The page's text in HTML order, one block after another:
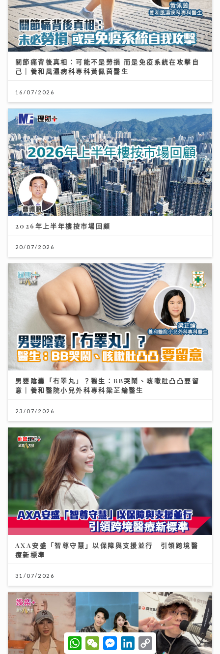
關節痛背後真相：可能不是勞損 而是免疫系統在攻擊自
己｜養和風濕病科專科黃佩茵醫生
16/07/2026
2026年上半年樓按市場回顧
20/07/2026
男嬰陰囊「冇睪丸」？醫生：BB哭鬧、咳嗽肚凸凸要留
意｜養和醫院小兒外科專科梁芷綸醫生
23/07/2026
AXA安盛「智尊守慧」以保障與支援並行 引領跨境醫
療新標準
31/07/2026
W
h
W
e
M
e
L
o